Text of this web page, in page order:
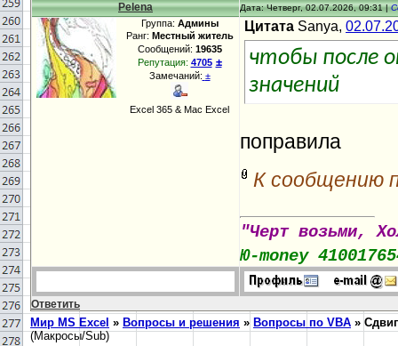
Pelena
Дата: Четверг, 02.07.2026, 09:31 |
Группа: Админы
Ранг: Местный житель
Сообщений: 19635
Репутация: 4705 ±
Замечаний: ±
Excel 365 & Mac Excel
Цитата Sanya,
чтобы после
значений
поправила
К сообщению
"Черт возьми,
Ю-money
Ответить
Мир MS Excel » Вопросы и решения » Вопросы по VBA »
(Макросы/Sub)